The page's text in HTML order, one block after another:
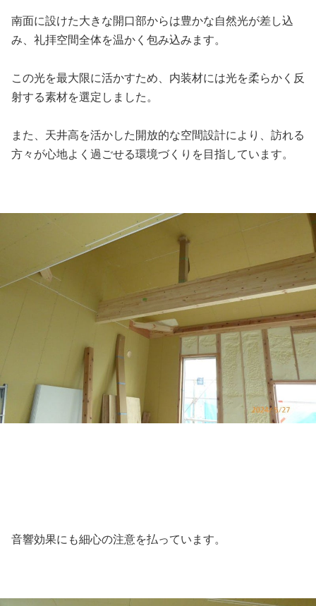
南面に設けた大きな開口部からは豊かな自然光が差し込
み、礼拝空間全体を温かく包み込みます。
この光を最大限に活かすため、内装材には光を柔らかく反
射する素材を選定しました。
また、天井高を活かした開放的な空間設計により、訪れる
方々が心地よく過ごせる環境づくりを目指しています。
音響効果にも細心の注意を払っています。